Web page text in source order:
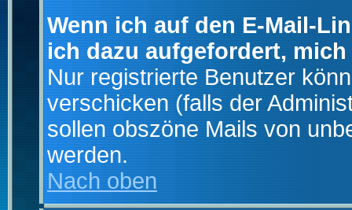
Wenn ich auf den E-Mail-
ich dazu aufgefordert,
Nur registrierte Benutzer
verschicken (falls der
sollen obszöne Mails von
werden.
Nach oben